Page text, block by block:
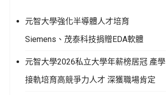
元智大學強化半導體人才培育
Siemens、茂泰科技捐贈EDA軟體
元智大學2026私立大學年薪榜居冠 產學
接軌培育高競爭力人才 深獲職場肯定